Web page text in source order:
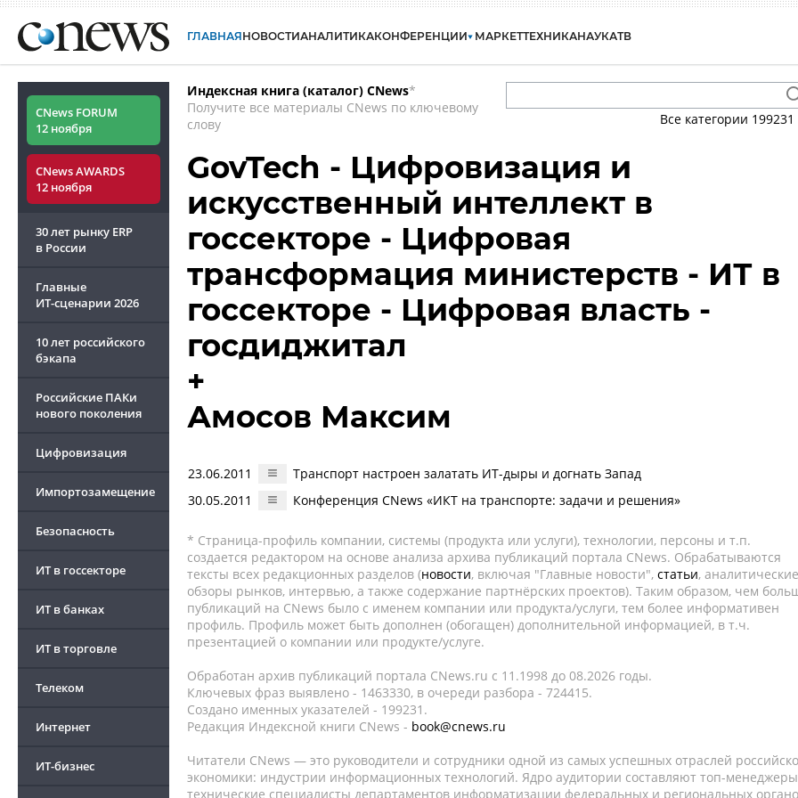
ГЛАВНАЯНОВОСТИАНАЛИТИКАКОНФЕРЕНЦИИ МАРКЕТТЕХНИКАНАУКАТВ
CNews FORUM
12 ноября
CNews AWARDS
12 ноября
30 лет рынку ERP
в России
Главные
ИТ-сценарии 2026
10 лет российского
бэкапа
Российские ПАКи
нового поколения
Цифровизация
Импортозамещение
Безопасность
ИТ в госсекторе
ИТ в банках
ИТ в торговле
Телеком
Интернет
ИТ-бизнес
Индексная книга (каталог) CNews*
Получите все материалы CNews по ключевому
слову
Все категории 199231
GovTech - Цифровизация и
искусственный интеллект в
госсекторе - Цифровая
трансформация министерств - ИТ в
госсекторе - Цифровая власть -
госдиджитал
+
Амосов Максим
23.06.2011
Транспорт настроен залатать ИТ-дыры и догнать Запад
30.05.2011
Конференция CNews «ИКТ на транспорте: задачи и решения»
* Страница-профиль компании, системы (продукта или услуги), технологии, персоны и т.п.
создается редактором на основе анализа архива публикаций портала CNews. Обрабатываются
тексты всех редакционных разделов (новости, включая "Главные новости", статьи, аналитические
обзоры рынков, интервью, а также содержание партнёрских проектов). Таким образом, чем
публикаций на CNews было с именем компании или продукта/услуги, тем более информативен
профиль. Профиль может быть дополнен (обогащен) дополнительной информацией, в т.ч.
презентацией о компании или продукте/услуге.
Обработан архив публикаций портала CNews.ru c 11.1998 до 08.2026 годы.
Ключевых фраз выявлено - 1463330, в очереди разбора - 724415.
Создано именных указателей - 199231.
Редакция Индексной книги CNews - book@cnews.ru
Читатели CNews — это руководители и сотрудники одной из самых успешных отраслей
экономики: индустрии информационных технологий. Ядро аудитории составляют топ-
технические специалисты департаментов информатизации федеральных и региональных